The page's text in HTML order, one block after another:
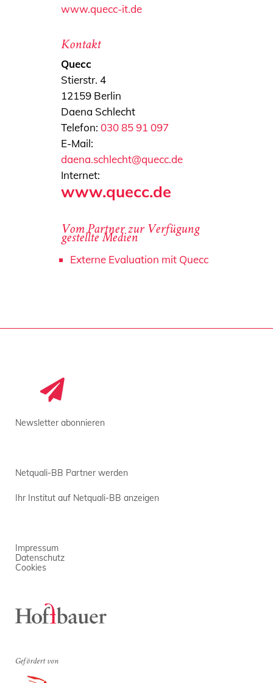
www.quecc-it.de
Kontakt
Quecc
Stierstr. 4
12159 Berlin
Daena Schlecht
Telefon: 030 85 91 097
E-Mail:
daena.schlecht@quecc.de
Internet:
www.quecc.de
Vom Partner zur Verfügung
gestellte Medien
Externe Evaluation mit Quecc
Newsletter abonnieren
Netquali-BB Partner werden
Ihr Institut auf Netquali-BB anzeigen
Impressum
Datenschutz
Cookies
Gefördert von